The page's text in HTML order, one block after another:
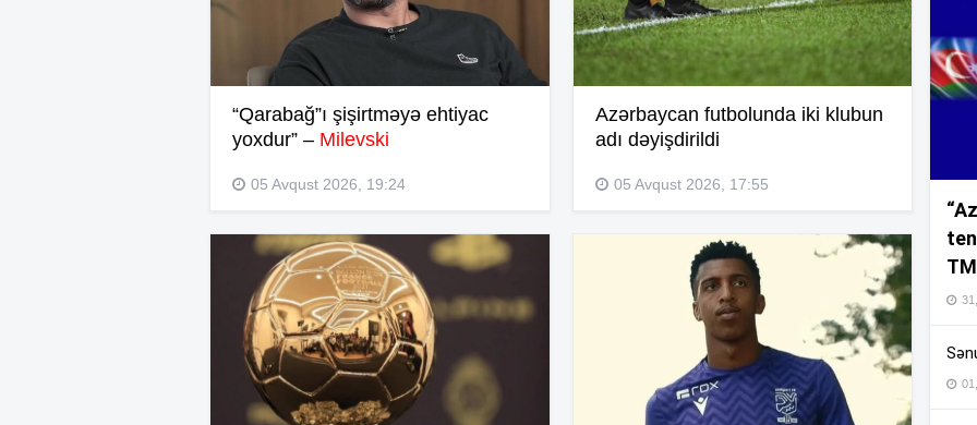
“Qarabağ”ı şişirtməyə ehtiyac
yoxdur” – Milevski
05 Avqust 2026, 19:24
Azərbaycan futbolunda iki klubun
adı dəyişdirildi
05 Avqust 2026, 17:55